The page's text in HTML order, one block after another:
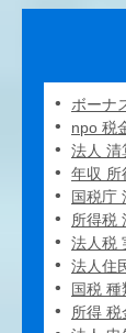
ボーナ
npo 税
法人 清
年収 所
国税庁
所得税
法人税
法人住
国税 種
所得 税